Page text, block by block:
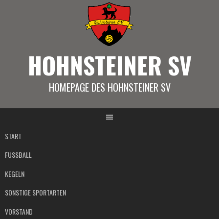
HOHNSTEINER SV
HOMEPAGE DES HOHNSTEINER SV
START
FUSSBALL
KEGELN
SONSTIGE SPORTARTEN
VORSTAND